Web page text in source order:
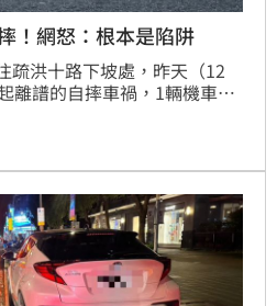
！網怒：根本是陷阱
疏洪十路下坡處，昨天（12
離譜的自摔車禍，1輛機車行
摔犁田，所幸騎士並無大